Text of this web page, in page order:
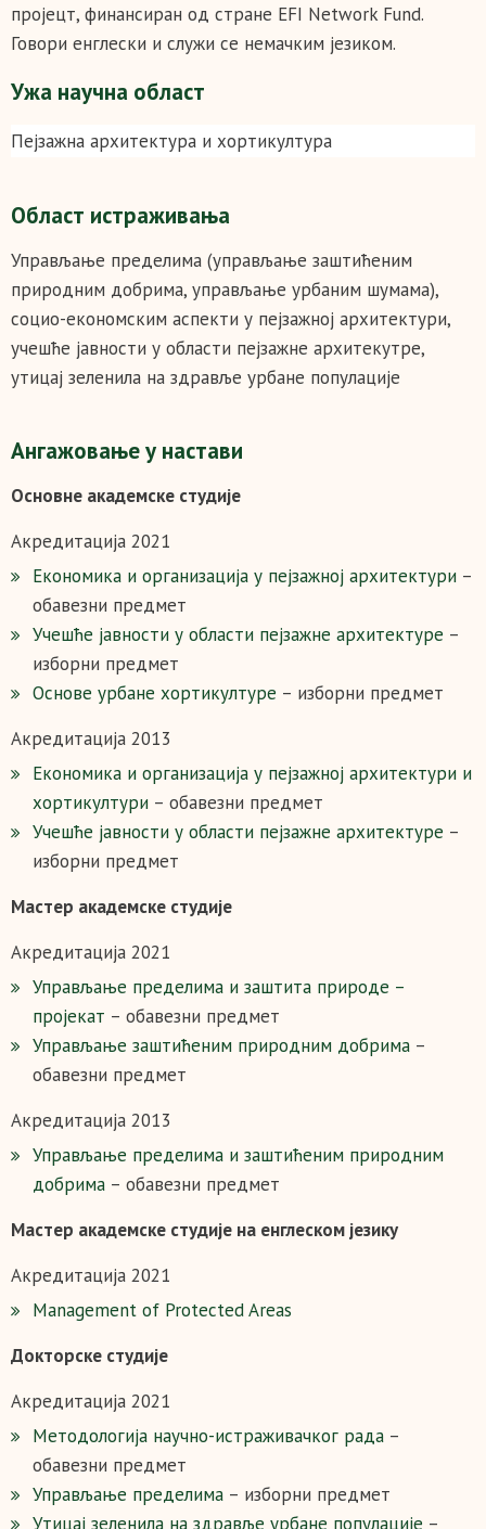
пројецт, финансиран од стране EFI Network Fund.
Говори енглески и служи се немачким језиком.
Ужа научна област
Пејзажна архитектура и хортикултура
Област истраживања
Управљање пределима (управљање заштићеним
природним добрима, управљање урбаним шумама),
социо-економским аспекти у пејзажној архитектури,
учешће јавности у области пејзажне архитекутре,
утицај зеленила на здравље урбане популације
Ангажовање у настави
Основне академске студије
Акредитација 2021
Економика и организација у пејзажној архитектури –
обавезни предмет
Учешће јавности у области пејзажне архитектуре –
изборни предмет
Основе урбане хортикултуре – изборни предмет
Акредитација 2013
Економика и организација у пејзажној архитектури и
хортикултури – обавезни предмет
Учешће јавности у области пејзажне архитектуре –
изборни предмет
Мастер академске студије
Акредитација 2021
Управљање пределима и заштита природе –
пројекат – обавезни предмет
Управљање заштићеним природним добрима –
обавезни предмет
Акредитација 2013
Управљањe пределима и заштићеним природним
добрима – обавезни предмет
Мaстер академске студије на енглеском језику
Акредитација 2021
Management of Protected Areas
Докторске студије
Акредитација 2021
Mетодологија научно-истраживачког рада –
обавезни предмет
Управљање пределима – изборни предмет
Утицај зеленила на здравље урбане популације –